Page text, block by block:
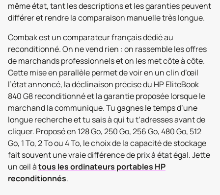
même état, tant les descriptions et les garanties peuvent
différer et rendre la comparaison manuelle très longue.
Combak est un comparateur français dédié au
reconditionné. On ne vend rien : on rassemble les offres
de marchands professionnels et on les met côte à côte.
Cette mise en parallèle permet de voir en un clin d’œil
l’état annoncé, la déclinaison précise du HP EliteBook
840 G8 reconditionné et la garantie proposée lorsque le
marchand la communique. Tu gagnes le temps d’une
longue recherche et tu sais à qui tu t’adresses avant de
cliquer. Proposé en 128 Go, 250 Go, 256 Go, 480 Go, 512
Go, 1 To, 2 To ou 4 To, le choix de la capacité de stockage
fait souvent une vraie différence de prix à état égal. Jette
un œil àtous les ordinateurs portables HP
reconditionnés.